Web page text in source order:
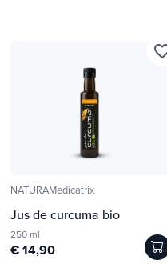
NATURAMedicatrix
Jus de curcuma bio
250 ml
€ 14,90